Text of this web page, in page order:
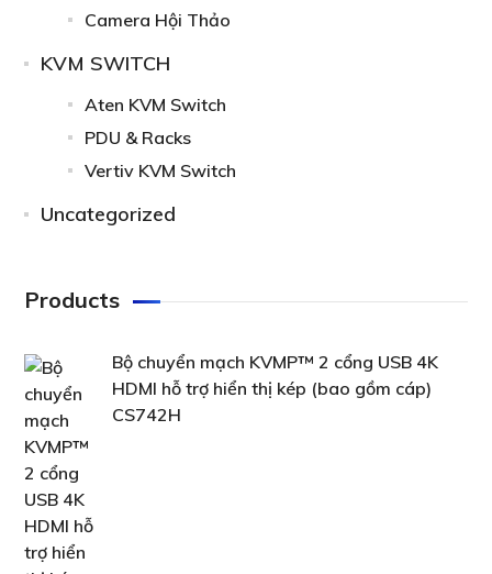
Camera Hội Thảo
KVM SWITCH
Aten KVM Switch
PDU & Racks
Vertiv KVM Switch
Uncategorized
Products
Bộ chuyển mạch KVMP™ 2 cổng USB 4K
HDMI hỗ trợ hiển thị kép (bao gồm cáp)
CS742H